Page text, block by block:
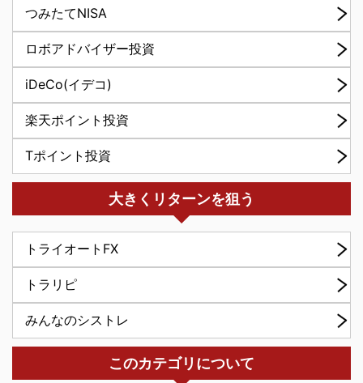
つみたてNISA
ロボアドバイザー投資
iDeCo(イデコ)
楽天ポイント投資
Tポイント投資
大きくリターンを狙う
トライオートFX
トラリピ
みんなのシストレ
このカテゴリについて